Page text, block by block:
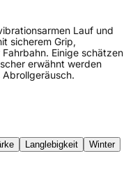
Lauf und
sicherem Grip,
Einige schätzen
erwähnt werden
Langlebigkeit
Winter